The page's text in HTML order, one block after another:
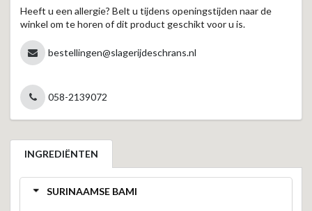
Heeft u een allergie? Belt u tijdens openingstijden naar de
winkel om te horen of dit product geschikt voor u is.
bestellingen@slagerijdeschrans.nl
058-2139072
INGREDIËNTEN
SURINAAMSE BAMI